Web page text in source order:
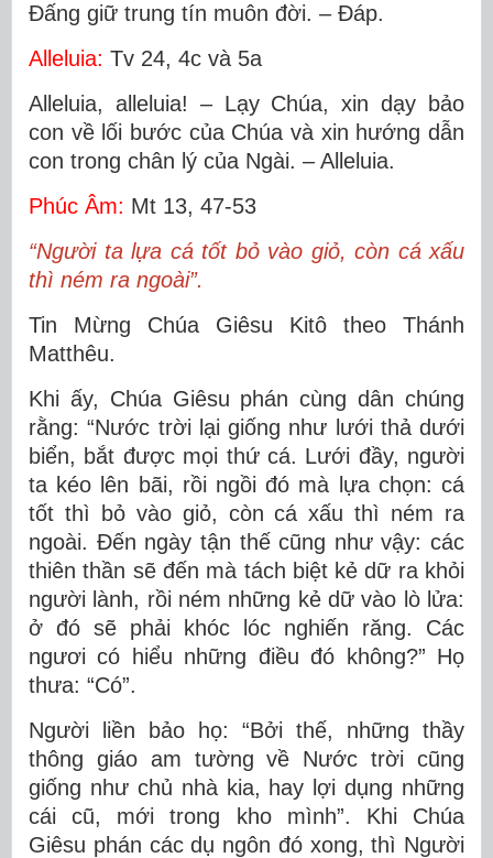
Ðấng giữ trung tín muôn đời. – Ðáp.
Alleluia: Tv 24, 4c và 5a
Alleluia, alleluia! – Lạy Chúa, xin dạy bảo
con về lối bước của Chúa và xin hướng dẫn
con trong chân lý của Ngài. – Alleluia.
Phúc Âm: Mt 13, 47-53
“Người ta lựa cá tốt bỏ vào giỏ, còn cá xấu
thì ném ra ngoài”.
Tin Mừng Chúa Giêsu Kitô theo Thánh
Matthêu.
Khi ấy, Chúa Giêsu phán cùng dân chúng
rằng: “Nước trời lại giống như lưới thả dưới
biển, bắt được mọi thứ cá. Lưới đầy, người
ta kéo lên bãi, rồi ngồi đó mà lựa chọn: cá
tốt thì bỏ vào giỏ, còn cá xấu thì ném ra
ngoài. Ðến ngày tận thế cũng như vậy: các
thiên thần sẽ đến mà tách biệt kẻ dữ ra khỏi
người lành, rồi ném những kẻ dữ vào lò lửa:
ở đó sẽ phải khóc lóc nghiến răng. Các
ngươi có hiểu những điều đó không?” Họ
thưa: “Có”.
Người liền bảo họ: “Bởi thế, những thầy
thông giáo am tường về Nước trời cũng
giống như chủ nhà kia, hay lợi dụng những
cái cũ, mới trong kho mình”. Khi Chúa
Giêsu phán các dụ ngôn đó xong, thì Người